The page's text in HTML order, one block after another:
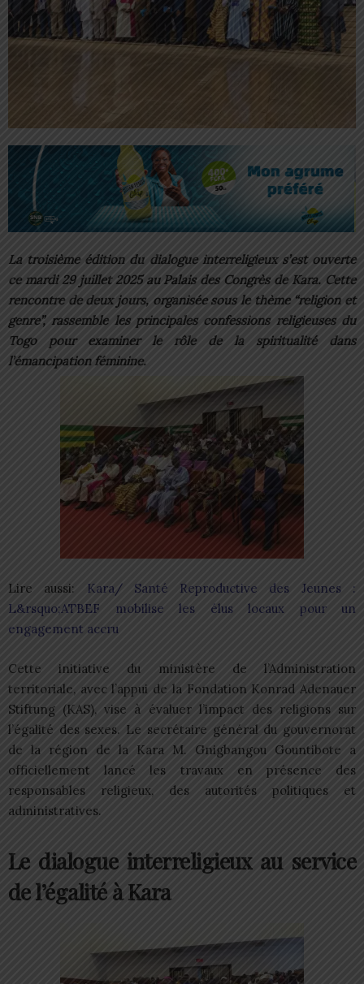
La troisième édition du dialogue interreligieux s’est ouverte
ce mardi 29 juillet 2025 au Palais des Congrès de Kara. Cette
rencontre de deux jours, organisée sous le thème “religion et
genre”, rassemble les principales confessions religieuses du
Togo pour examiner le rôle de la spiritualité dans
l’émancipation féminine.
Lire aussi: Kara/ Santé Reproductive des Jeunes :
L&rsquo;ATBEF mobilise les élus locaux pour un
engagement accru
Cette initiative du ministère de l’Administration
territoriale, avec l’appui de la Fondation Konrad Adenauer
Stiftung (KAS), vise à évaluer l’impact des religions sur
l’égalité des sexes. Le secrétaire général du gouvernorat
de la région de la Kara M. Gnigbangou Gountibote a
officiellement lancé les travaux en présence des
responsables religieux, des autorités politiques et
administratives.
Le dialogue interreligieux au service
de l’égalité à Kara